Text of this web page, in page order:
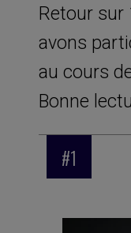
Retour sur
avons
au cours
Bonne
#1